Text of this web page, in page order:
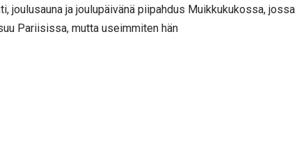
joulusauna ja joulupäivänä piipahdus Muikkukukossa, jossa
Pariisissa, mutta useimmiten hän